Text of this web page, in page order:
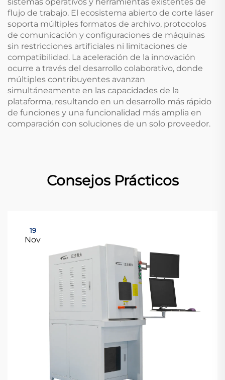
flujo de trabajo. El ecosistema abierto de corte láser
soporta múltiples formatos de archivo, protocolos
de comunicación y configuraciones de máquinas
sin restricciones artificiales ni limitaciones de
compatibilidad. La aceleración de la innovación
ocurre a través del desarrollo colaborativo, donde
múltiples contribuyentes avanzan
simultáneamente en las capacidades de la
plataforma, resultando en un desarrollo más rápido
de funciones y una funcionalidad más amplia en
comparación con soluciones de un solo proveedor.
Consejos Prácticos
19
Nov